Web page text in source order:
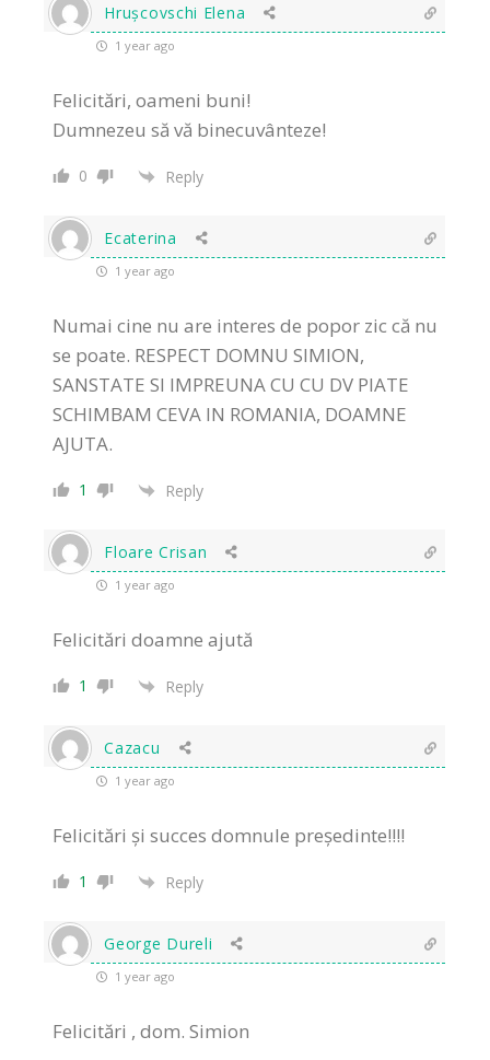
Hrușcovschi Elena
1 year ago
Felicitări, oameni buni!
Dumnezeu să vă binecuvânteze!
0 Reply
Ecaterina
1 year ago
Numai cine nu are interes de popor zic că nu
se poate. RESPECT DOMNU SIMION,
SANSTATE SI IMPREUNA CU CU DV PIATE
SCHIMBAM CEVA IN ROMANIA, DOAMNE
AJUTA.
1 Reply
Floare Crisan
1 year ago
Felicitări doamne ajută
1 Reply
Cazacu
1 year ago
Felicitări și succes domnule președinte!!!!
1 Reply
George Dureli
1 year ago
Felicitări , dom. Simion